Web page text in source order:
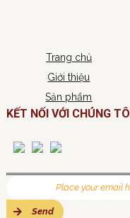
Trang chủ
Giới thiệu
Sản phẩm
KẾT NỐI VỚI CHÚNG TÔI